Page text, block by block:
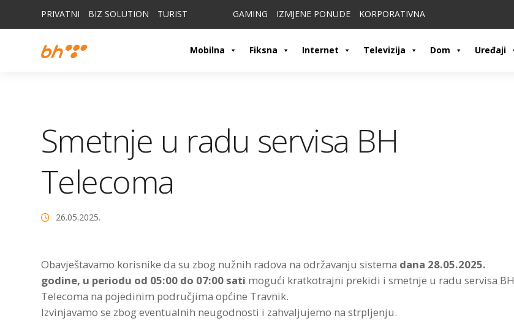
PRIVATNI BIZ SOLUTION TURIST GAMING IZMJENE PONUDE KORPORATIVNA
Mobilna Fiksna Internet Televizija Dom Uređaji
Smetnje u radu servisa BH
Telecoma
26.05.2025.
Obavještavamo korisnike da su zbog nužnih radova na održavanju sistema dana 28.05.2025.
godine, u periodu od 05:00 do 07:00 sati mogući kratkotrajni prekidi i smetnje u radu servisa BH
Telecoma na pojedinim područjima općine Travnik.
Izvinjavamo se zbog eventualnih neugodnosti i zahvaljujemo na strpljenju.